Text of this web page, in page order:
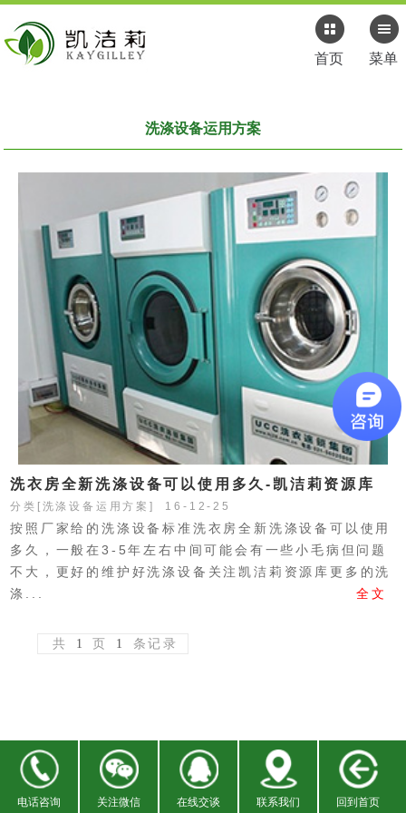
首页 菜单
洗涤设备运用方案
洗衣房全新洗涤设备可以使用多久-凯洁莉资源库
分类[ 洗涤设备运用方案] 16-12-25
按照厂家给的洗涤设备标准洗衣房全新洗涤设备可以使用
多久，一般在3-5年左右中间可能会有一些小毛病但问题
不大，更好的维护好洗涤设备关注凯洁莉资源库更多的洗
涤...
全文
共 1 页 1 条记录
电话咨询 关注微信 在线交谈 联系我们 回到首页